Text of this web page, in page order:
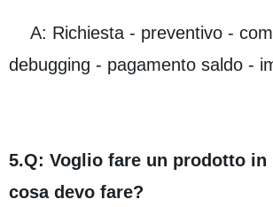
A: Richiesta - preventivo -
debugging - pagamento saldo -
5.Q: Voglio fare un prodotto
cosa devo fare?